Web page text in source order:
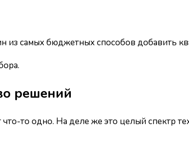
самых бюджетных способов добавить
решений
что-то одно. На деле же это целый спектр